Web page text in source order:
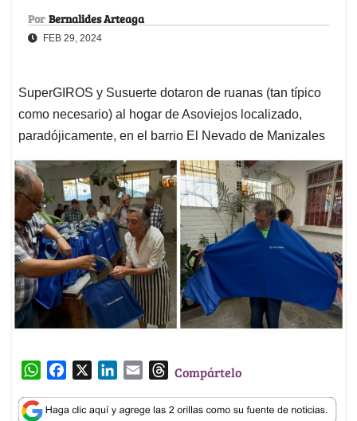
Por Bernalides Arteaga
FEB 29, 2024
SuperGIROS y Susuerte dotaron de ruanas (tan típico
como necesario) al hogar de Asoviejos localizado,
paradójicamente, en el barrio El Nevado de Manizales
W
a
c
n
a
T
r
Compártelo